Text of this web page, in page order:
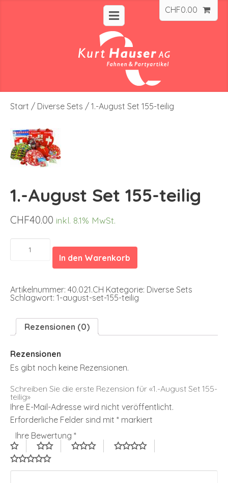
CHF0.00
Start / Diverse Sets / 1.-August Set 155-teilig
1.-August Set 155-teilig
CHF40.00 inkl. 8.1% MwSt.
1.-
August
Set
In den Warenkorb
Artikelnummer: 40.021.CH Kategorie: Diverse Sets
Schlagwort: 1-august-set-155-teilig
Rezensionen (0)
Rezensionen
Es gibt noch keine Rezensionen.
Schreiben Sie die erste Rezension für «1.-August Set 155-
teilig»
Ihre E-Mail-Adresse wird nicht veröffentlicht.
Erforderliche Felder sind mit * markiert
Ihre Bewertung *